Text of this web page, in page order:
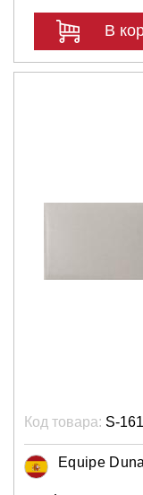
В
Код товара: S-
Equipe